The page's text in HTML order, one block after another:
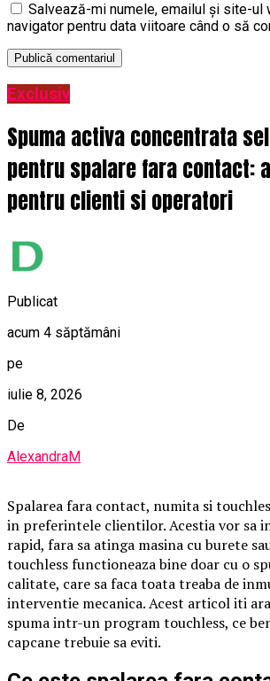
Salvează-mi numele, emailul și site-ul
navigator pentru data viitoare când o să
Exclusiv
Spuma activa concentrata
pentru spalare fara contact:
pentru clienti si operatori
Publicat
acum 4 săptămâni
pe
iulie 8, 2026
De
AlexandraM
Spalarea fara contact, numita si
in preferintele clientilor. Acestia vor sa
rapid, fara sa atinga masina cu burete
touchless functioneaza bine doar cu o
calitate, care sa faca toata treaba de
interventie mecanica. Acest articol iti
spuma intr-un program touchless, ce
capcane trebuie sa eviti.